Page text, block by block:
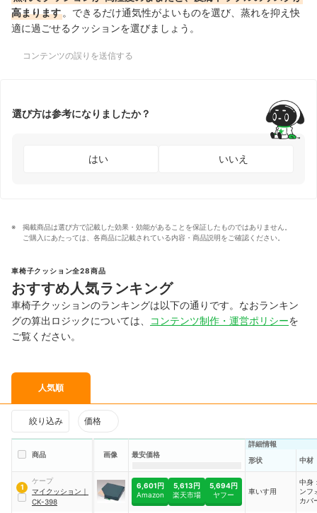
高まります 。できるだけ通気性がよいものを選び、蒸れを抑え快
適に過ごせるクッションを選びましょう。
コンテンツの誤りを送信する
選び方は参考になりましたか？
はい いいえ
掲載商品は選び方で記載した効果・効能があることを保証したものではありません。
ご購入にあたっては、各商品に記載されている内容・商品説明をご確認ください。
車椅子クッション全28商品
おすすめ人気ランキング
車椅子クッションのランキングは以下の通りです。なおランキン
グの算出ロジックについては、
コンテンツ制作・運営ポリシーを
ご覧ください。
人気順
絞り込み 価格
商品 画像 最安価格
詳細情報
形状
中材
1
ケープ
マイクッション ｜
CK-398
6,601円
Amazon
5,613円
楽天市場
5,694円
ヤフー
車いす用
中身
ンフ
カバ